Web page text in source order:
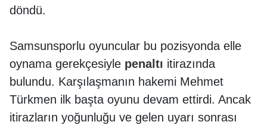
döndü.
Samsunsporlu oyuncular bu pozisyonda elle
oynama gerekçesiyle penaltı itirazında
bulundu. Karşılaşmanın hakemi Mehmet
Türkmen ilk başta oyunu devam ettirdi. Ancak
itirazların yoğunluğu ve gelen uyarı sonrası